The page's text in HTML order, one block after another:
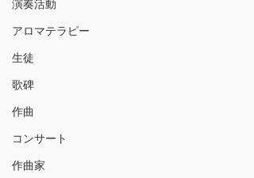
演奏活動
アロマテラピー
生徒
歌碑
作曲
コンサート
作曲家